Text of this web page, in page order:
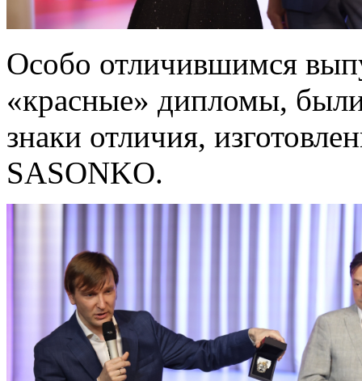
Особо отличившимся
«красные» дипломы,
знаки отличия,
SASONKO.